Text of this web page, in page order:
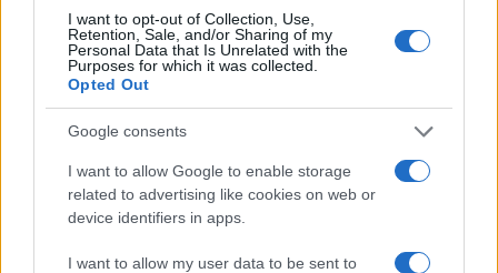
I want to opt-out of Collection, Use,
Retention, Sale, and/or Sharing of my
Personal Data that Is Unrelated with the
Purposes for which it was collected.
Opted Out
Google consents
I want to allow Google to enable storage
related to advertising like cookies on web or
device identifiers in apps.
I want to allow my user data to be sent to
NEWS